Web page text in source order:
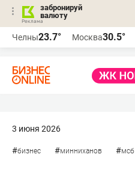
забронируй
валюту
Челны23.7° Москва30.5°
3 июня 2026
#бизнес #минниханов #мсб